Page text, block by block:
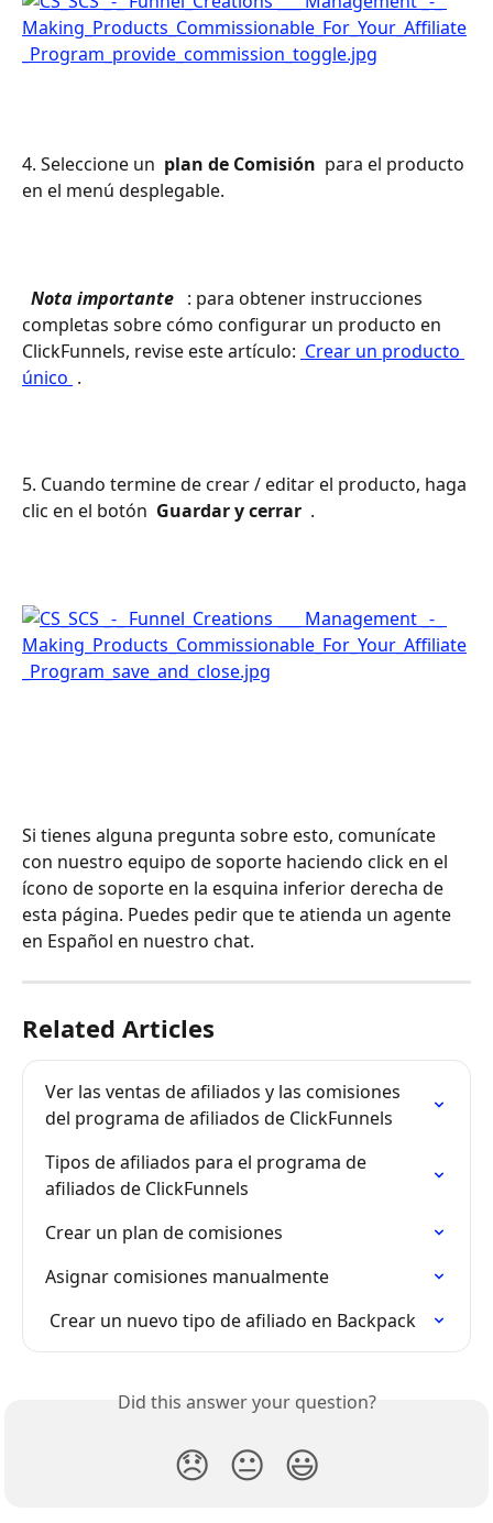
4. Seleccione un plan de Comisión para el producto
en el menú desplegable.
Nota importante : para obtener instrucciones
completas sobre cómo configurar un producto en
ClickFunnels, revise este artículo: Crear un producto
único .
5. Cuando termine de crear / editar el producto, haga
clic en el botón Guardar y cerrar .
Si tienes alguna pregunta sobre esto, comunícate
con nuestro equipo de soporte haciendo click en el
ícono de soporte en la esquina inferior derecha de
esta página. Puedes pedir que te atienda un agente
en Español en nuestro chat.
Related Articles
Ver las ventas de afiliados y las comisiones
del programa de afiliados de ClickFunnels
Tipos de afiliados para el programa de
afiliados de ClickFunnels
Crear un plan de comisiones
Asignar comisiones manualmente
Crear un nuevo tipo de afiliado en Backpack
Did this answer your question?
😞 😐 😃